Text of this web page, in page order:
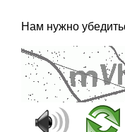
Нам нужно